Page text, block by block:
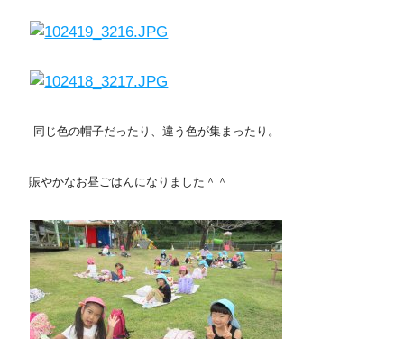
同じ色の帽子だったり、違う色が集まったり。
賑やかなお昼ごはんになりました＾＾